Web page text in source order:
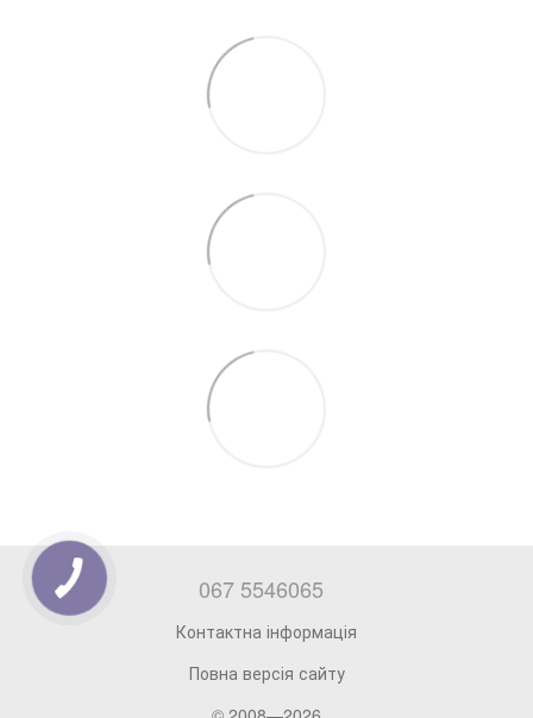
067 5546065
Контактна інформація
Повна версія сайту